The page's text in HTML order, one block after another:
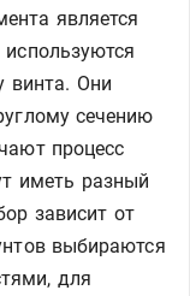
является
винта. Они
сечению
процесс
иметь разный
зависит от
выбираются
для